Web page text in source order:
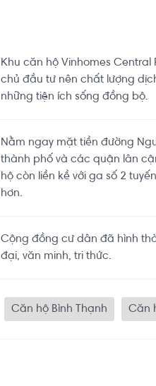
Khu căn hộ Vinhomes
chủ đầu tư nên chất lượng
những tiện ích sống đồng bộ.
Nằm ngay mặt tiền đường
thành phố và các quận lân
hộ còn liền kề với ga số 2
hơn.
Cộng đồng cư dân đã hình
đại, văn minh, tri thức.
Căn hộ Bình Thạnh Căn